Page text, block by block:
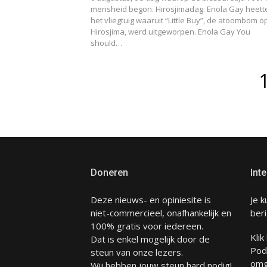
mensheid begon. Hirosjimadag. Enola Gay
het vliegtuig waaruit “Little Buy”, de atoombom
Hirosjima, werd uitgeworpen. Enola Gay You
should…
1
Doneren
Deze nieuws- en opiniesite is
niet-commercieel, onafhankelijk en
100% gratis voor iedereen.
Dat is enkel mogelijk door de
steun van onze lezers.
Je